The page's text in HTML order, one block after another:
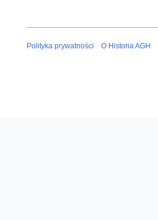
Polityka prywatności O Historia AGH